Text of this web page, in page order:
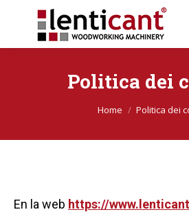
Politica dei
Sei qui:
Home Politica dei
En la web https://